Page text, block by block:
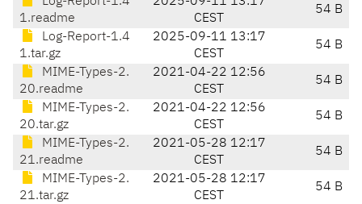
1.readme
CEST
54 B
Log-Report-1.4
1.tar.gz
2025-09-11 13:17
CEST
54 B
MIME-Types-2.
20.readme
2021-04-22 12:56
CEST
54 B
MIME-Types-2.
20.tar.gz
2021-04-22 12:56
CEST
54 B
MIME-Types-2.
21.readme
2021-05-28 12:17
CEST
54 B
MIME-Types-2.
21.tar.gz
2021-05-28 12:17
CEST
54 B